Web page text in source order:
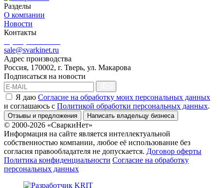
Разделы
О компании
Новости
Контакты
sale@svarkinet.ru
Адрес производства
Россия, 170002, г. Тверь, ул. Макарова
Подписаться на новости
Я даю Согласие на обработку моих персональных данных
и соглашаюсь c Политикой обработки персональных данных.
Отзывы и предложения Написать владельцу бизнеса
© 2000-2026 «СваркиНет»
Информация на сайте является интеллектуальной
собственностью компании, любое её использование без
согласия правообладателя не допускается. Договор оферты
Политика конфиденциальности Согласие на обработку
персональных данных